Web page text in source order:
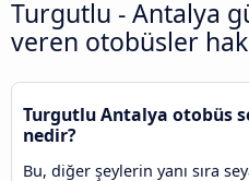
Turgutlu - Antalya
veren otobüsler
Turgutlu Antalya otobüs
nedir?
Bu, diğer şeylerin yanı sıra